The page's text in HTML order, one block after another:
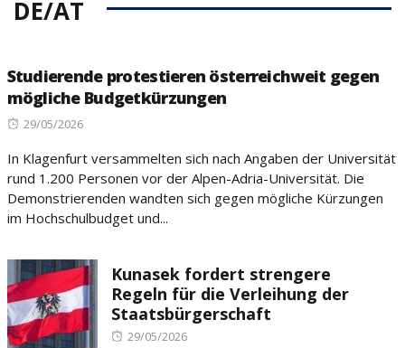
DE/AT
Studierende protestieren österreichweit gegen
mögliche Budgetkürzungen
Posted
29/05/2026
In Klagenfurt versammelten sich nach Angaben der Universität
rund 1.200 Personen vor der Alpen-Adria-Universität. Die
Demonstrierenden wandten sich gegen mögliche Kürzungen
im Hochschulbudget und...
Kunasek fordert strengere
Regeln für die Verleihung der
Staatsbürgerschaft
Posted
29/05/2026